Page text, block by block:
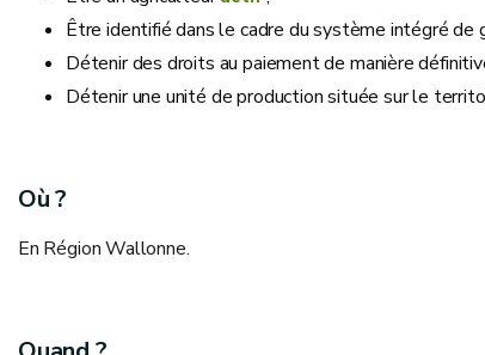
Être identifié dans le cadre du système intégré de
Détenir des droits au paiement de manière
Détenir une unité de production située sur le
Où ?
En Région Wallonne.